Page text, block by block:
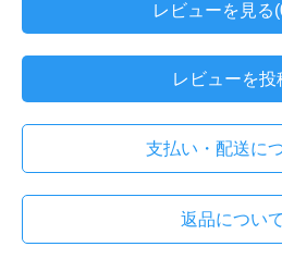
レビューを見る
レビューを投
支払い・配送に
返品について